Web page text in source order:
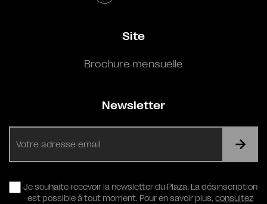
Site
Brochure mensuelle
Newsletter
RGPD
Je souhaite recevoir la newsletter du Plaza. La désinscription
est possible à tout moment. Pour en savoir plus,consultez